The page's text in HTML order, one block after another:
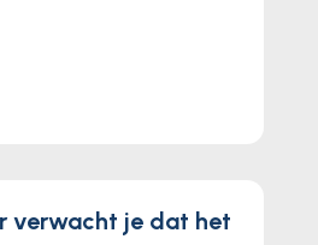
verwacht je dat het